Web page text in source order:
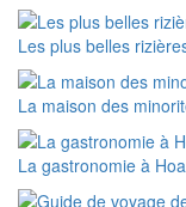
Les plus belles
La maison des
La gastronomie à